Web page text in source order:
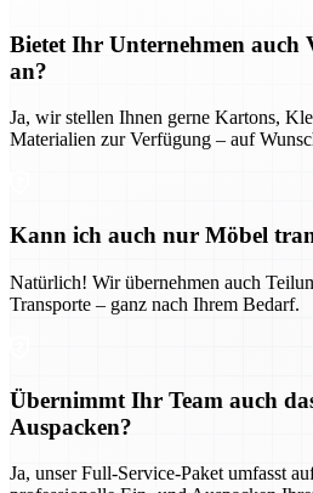
Bietet Ihr Unternehmen auch
an?
Ja, wir stellen Ihnen gerne Kartons,
Materialien zur Verfügung – auf
Kann ich auch nur Möbel
Natürlich! Wir übernehmen auch
Transporte – ganz nach Ihrem Bedarf.
Übernimmt Ihr Team auch
Auspacken?
Ja, unser Full-Service-Paket umfasst